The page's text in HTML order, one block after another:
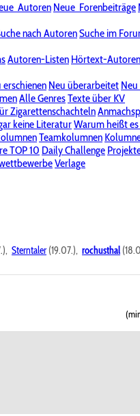
Autoren Neue Forenbeiträge
nach AutorenSuche im
Autoren-Listen Hörtext-Autoren
erschienen Neu überarbeitet
Alle GenresTexte über KV
Zigarettenschachteln
keine LiteraturWarum heißt
Teamkolumnen
TOP 10 Daily Challenge
Verlage
"KV-Board"Bereich "Literatur &
für KV Unsere Spenderliste
BilderStalking
Sterntaler (19.07.), rochusthal